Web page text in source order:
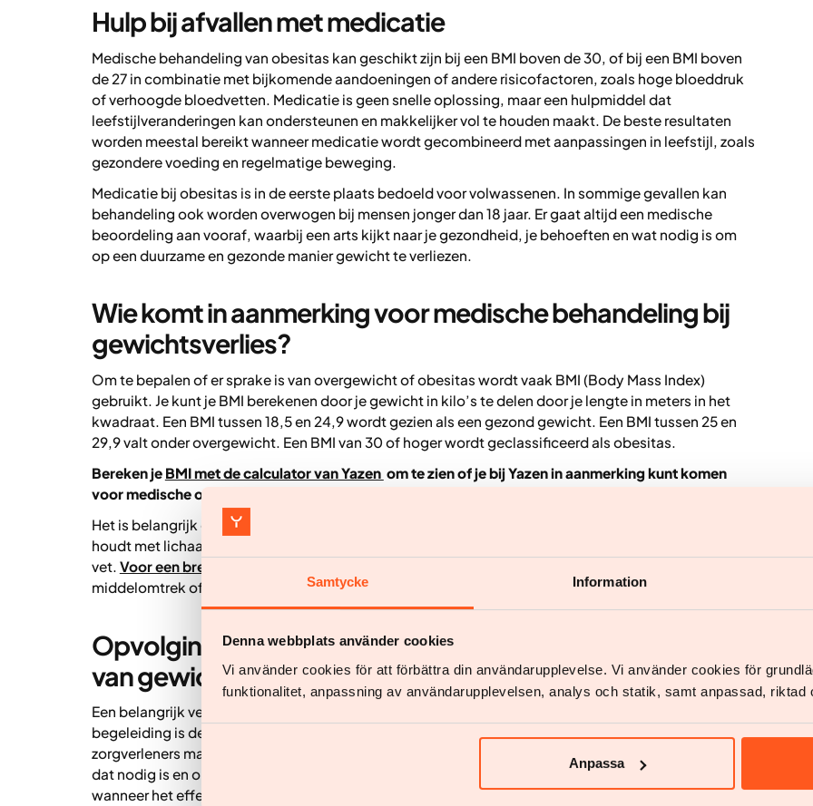
Samtycke Information
Denna webbplats använder cookies
Vi använder cookies för att förbättra din användarupplevelse. Vi använder cookies för
funktionalitet, anpassning av användarupplevelsen, analys och statik, samt anpassad, riktad
Anpassa
Hulp bij afvallen met medicatie
Medische behandeling van obesitas kan geschikt zijn bij een BMI boven de 30, of bij een BMI boven
de 27 in combinatie met bijkomende aandoeningen of andere risicofactoren, zoals hoge bloeddruk
of verhoogde bloedvetten. Medicatie is geen snelle oplossing, maar een hulpmiddel dat
leefstijlveranderingen kan ondersteunen en makkelijker vol te houden maakt. De beste resultaten
worden meestal bereikt wanneer medicatie wordt gecombineerd met aanpassingen in leefstijl, zoals
gezondere voeding en regelmatige beweging.
Medicatie bij obesitas is in de eerste plaats bedoeld voor volwassenen. In sommige gevallen kan
behandeling ook worden overwogen bij mensen jonger dan 18 jaar. Er gaat altijd een medische
beoordeling aan vooraf, waarbij een arts kijkt naar je gezondheid, je behoeften en wat nodig is om
op een duurzame en gezonde manier gewicht te verliezen.
Wie komt in aanmerking voor medische behandeling bij
gewichtsverlies?
Om te bepalen of er sprake is van overgewicht of obesitas wordt vaak BMI (Body Mass Index)
gebruikt. Je kunt je BMI berekenen door je gewicht in kilo’s te delen door je lengte in meters in het
kwadraat. Een BMI tussen 18,5 en 24,9 wordt gezien als een gezond gewicht. Een BMI tussen 25 en
29,9 valt onder overgewicht. Een BMI van 30 of hoger wordt geclassificeerd als obesitas.
Bereken je BMI met de calculator van Yazen om te zien of je bij Yazen in aanmerking kunt komen
voor medische ondersteuning bij afvallen.
Het is belangrijk om te onthouden dat BMI niet altijd het hele beeld geeft, omdat het geen rekening
houdt met lichaamssamenstelling — hoeveel van je gewicht uit spiermassa bestaat en hoeveel uit
vet. Voor een breder beeld
middelomtrek of vetpercentage.
Opvolging en ondersteuning: een essentieel onderdeel
van gewichtsbehandeling
Een belangrijk verschil tussen zelf proberen af te vallen en behandeling met professionele
begeleiding is de mogelijkheid tot continue opvolging. Regelmatig contact met bevoegde
zorgverleners maakt het mogelijk om resultaten in de tijd te volgen, de aanpak bij te stellen wanneer
dat nodig is en ondersteuning te krijgen bij bijvoorbeeld bijwerkingen, een gewichtsstilstand of
wanneer het effect uitblijft. Opvolging helpt ook om beter te begrijpen hoe leefstijlveranderingen en